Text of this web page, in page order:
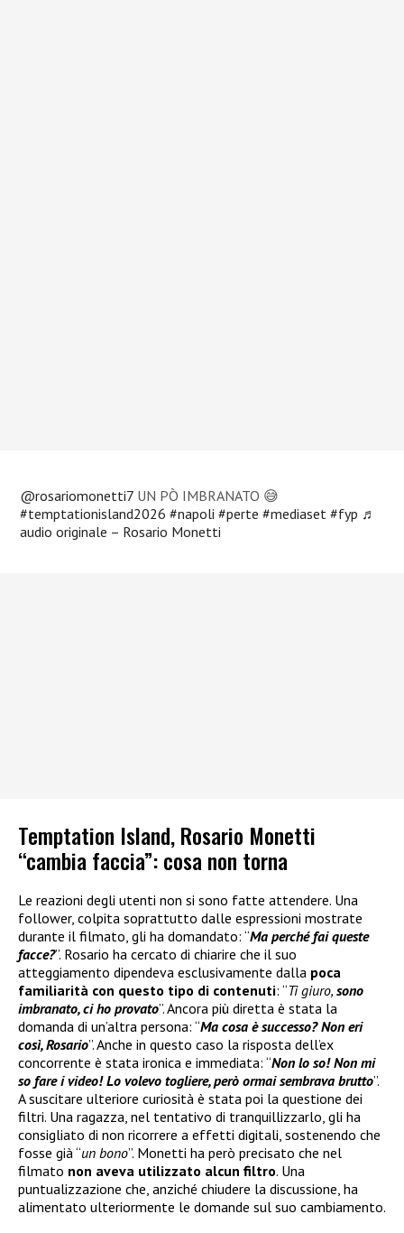
@rosariomonetti7 UN PÒ IMBRANATO 😅
#temptationisland2026 #napoli #perte #mediaset #fyp ♬
audio originale – Rosario Monetti
Temptation Island, Rosario Monetti
“cambia faccia”: cosa non torna
Le reazioni degli utenti non si sono fatte attendere. Una
follower, colpita soprattutto dalle espressioni mostrate
durante il filmato, gli ha domandato: “Ma perché fai queste
facce?”. Rosario ha cercato di chiarire che il suo
atteggiamento dipendeva esclusivamente dalla poca
familiarità con questo tipo di contenuti: “Ti giuro, sono
imbranato, ci ho provato”. Ancora più diretta è stata la
domanda di un’altra persona: “Ma cosa è successo? Non eri
così, Rosario”. Anche in questo caso la risposta dell’ex
concorrente è stata ironica e immediata: “Non lo so! Non mi
so fare i video! Lo volevo togliere, però ormai sembrava brutto”.
A suscitare ulteriore curiosità è stata poi la questione dei
filtri. Una ragazza, nel tentativo di tranquillizzarlo, gli ha
consigliato di non ricorrere a effetti digitali, sostenendo che
fosse già “un bono”. Monetti ha però precisato che nel
filmato non aveva utilizzato alcun filtro. Una
puntualizzazione che, anziché chiudere la discussione, ha
alimentato ulteriormente le domande sul suo cambiamento.